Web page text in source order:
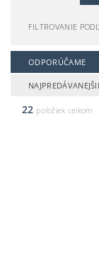
FILTROVANIE
ODPORÚČAME
22 položiek celkom